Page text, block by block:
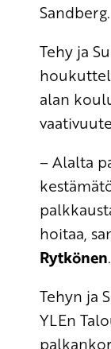
Sandberg.
Tehy ja
alan
– Alalta
hoitaa,
Rytkönen.
Tehyn ja
YLEn